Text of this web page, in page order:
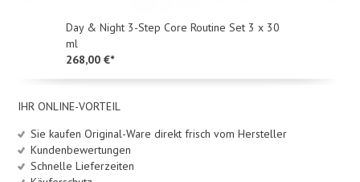
Day & Night 3-Step Core Routine Set 3 x 30
ml
268,00 €*
IHR ONLINE-VORTEIL
Sie kaufen Original-Ware direkt frisch vom Hersteller
Kundenbewertungen
Schnelle Lieferzeiten